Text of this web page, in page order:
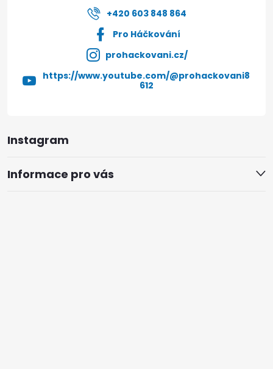
Instagram
Informace pro vás
+420 603 848 864
Pro Háčkování
prohackovani.cz/
https://www.youtube.com/@prohackovani8
612